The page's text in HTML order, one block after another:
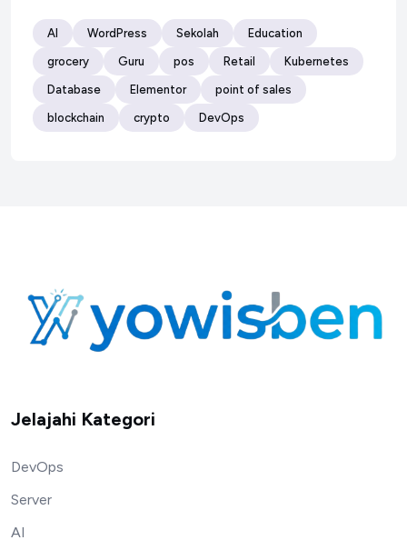
AI WordPress Sekolah Education
grocery Guru pos Retail Kubernetes
Database Elementor point of sales
blockchain crypto DevOps
Jelajahi Kategori
DevOps
Server
AI